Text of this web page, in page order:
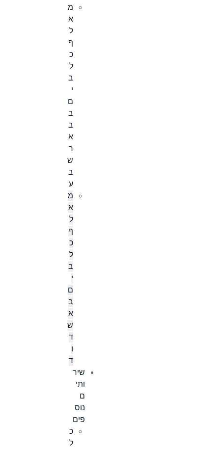
מ
א
ל
ף
כ
ל
ב
י
ם
ב
ב
א
ר
ש
ב
ע
מ
א
ל
ף
כ
ל
ב
י
ם
ב
א
ש
ד
ו
ד
שיר
ותי
ם
נוס
פים
כ
ל